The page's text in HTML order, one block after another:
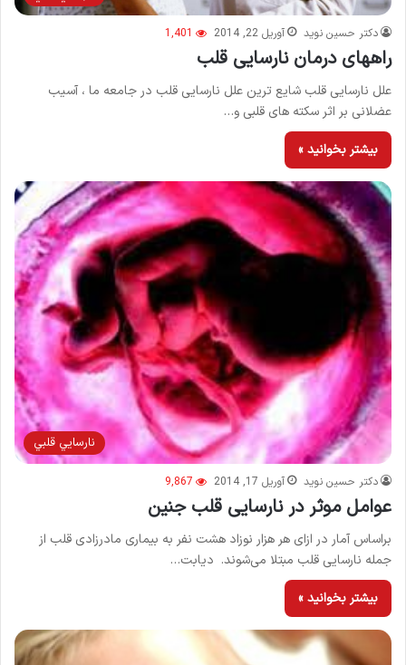
دکتر حسین نوید آوریل 22, 2014 1,401
راههای درمان نارسایی قلب
علل نارسایی قلب شایع ترین علل نارسایی قلب در جامعه ما ، آسیب
عضلانی بر اثر سكته های قلبی و…
بیشتر بخوانید »
نارسايي قلبي
دکتر حسین نوید آوریل 17, 2014 9,867
عوامل موثر در نارسایی قلب جنین
براساس آمار در ازای هر ‌هزار نوزاد هشت نفر به بیماری مادرزادی قلب از
جمله نارسایی قلب مبتلا می‌شوند. دیابت…
بیشتر بخوانید »